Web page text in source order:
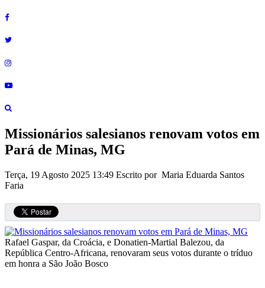
Missionários salesianos renovam votos em
Pará de Minas, MG
Terça, 19 Agosto 2025 13:49 Escrito por Maria Eduarda Santos
Faria
Rafael Gaspar, da Croácia, e Donatien-Martial Balezou, da
República Centro-Africana, renovaram seus votos durante o tríduo
em honra a São João Bosco